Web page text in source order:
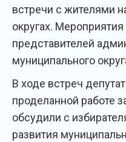
встречи с жителями
округах.
представителей
муниципального
В ходе встреч
проделанной работе
обсудили с
развития